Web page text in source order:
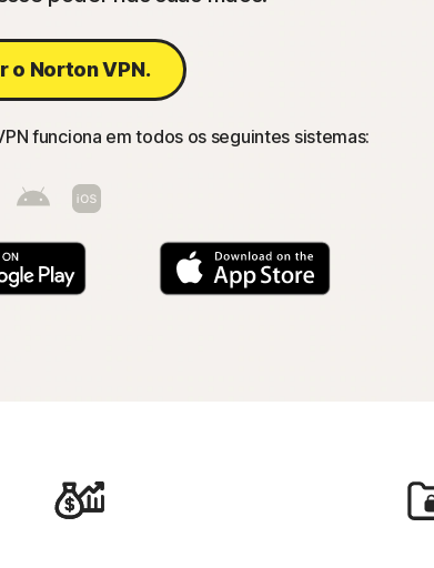
o Norton VPN.
funciona em todos os seguintes sistemas: